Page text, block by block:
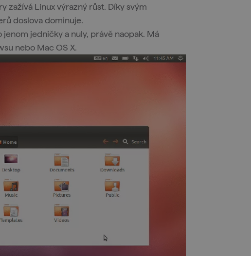
zažívá Linux výrazný růst. Díky svým
doslova dominuje.
jedničky a nuly, právě naopak. Má
nebo Mac OS X.